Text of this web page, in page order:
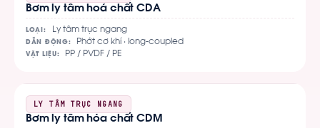
Bơm ly tâm hoá chất CDA
LOẠI: Ly tâm trục ngang
DẪN ĐỘNG: Phớt cơ khí · long-coupled
VẬT LIỆU: PP / PVDF / PE
chi
tiết
LY TÂM TRỤC NGANG
Bơm ly tâm hóa chất CDM
Xem
chi